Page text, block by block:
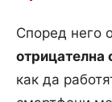
Според него
отрицателна
как да